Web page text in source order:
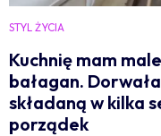
STYL ŻYCIA
Kuchnię mam
bałagan.
składaną w kilka
porządek